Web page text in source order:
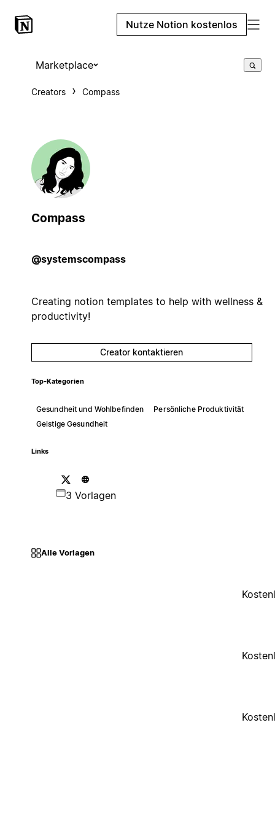
Nutze Notion kostenlos
Marketplace
Creators Compass
Compass
@systemscompass
Creating notion templates to help with wellness &
productivity!
Creator kontaktieren
Top-Kategorien
Gesundheit und Wohlbefinden
Persönliche Produktivität
Geistige Gesundheit
Links
3 Vorlagen
Alle Vorlagen